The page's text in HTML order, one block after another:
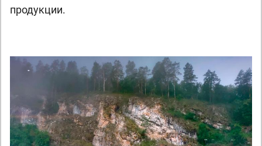
продукции.